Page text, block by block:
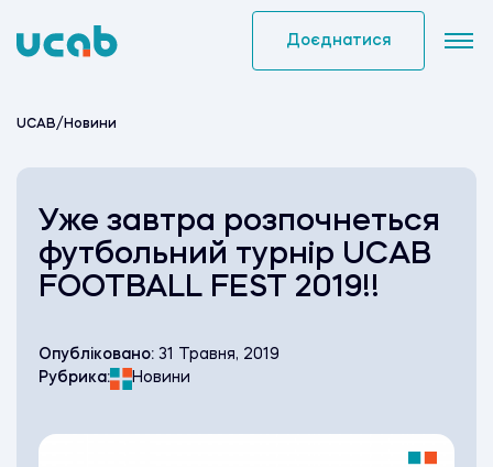
to
Доєднатися
UCAB/ Новини
Уже завтра розпочнеться
футбольний турнір UCAB
FOOTBALL FEST 2019!!
Опубліковано: 31 Травня, 2019
Рубрика:
Новини